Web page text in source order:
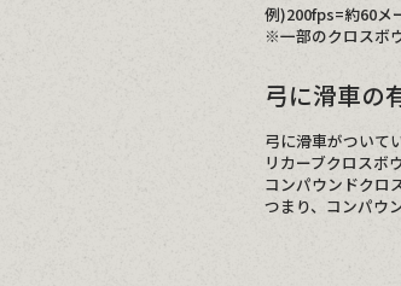
例)200fps=約60
※一部のクロスボ
弓に滑車の
弓に滑車がついて
リカーブクロスボ
コンパウンドクロ
つまり、コンパウ